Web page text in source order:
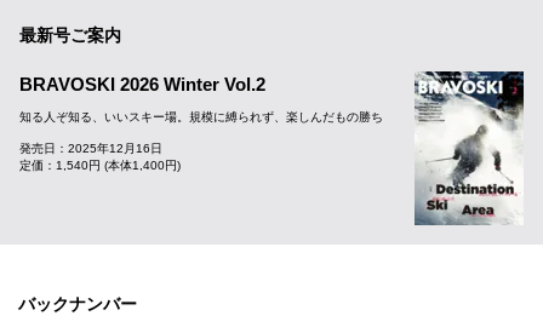
最新号ご案内
BRAVOSKI 2026 Winter Vol.2
知る人ぞ知る、いいスキー場。規模に縛られず、楽しんだもの勝ち
発売日：2025年12月16日
定価：1,540円 (本体1,400円)
バックナンバー